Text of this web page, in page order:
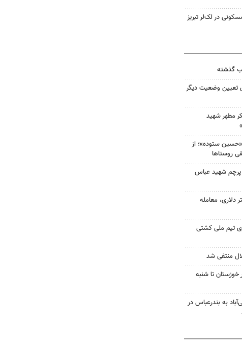
در لک‌لر تبریز
تعیین وضعیت دیگر
مطهر شهید
ستوده»؛ از
روستاها
پرچم شهید عباس
دلاری، معامله
تیم ملی کشتی
منتفی شد
خوزستان تا شنبه
به بندرعباس در